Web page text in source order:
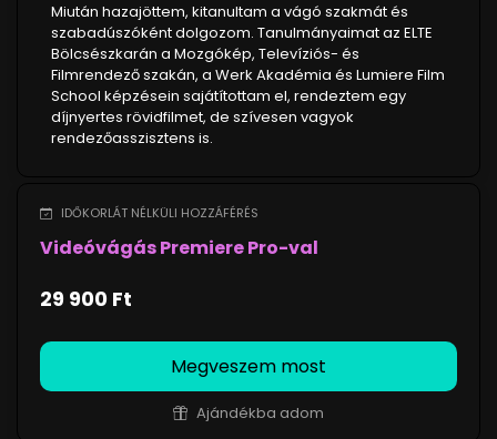
Miután hazajöttem, kitanultam a vágó szakmát és
szabadúszóként dolgozom. Tanulmányaimat az ELTE
Bölcsészkarán a Mozgókép, Televíziós- és
Filmrendező szakán, a Werk Akadémia és Lumiere Film
School képzésein sajátítottam el, rendeztem egy
díjnyertes rövidfilmet, de szívesen vagyok
rendezőasszisztens is.
IDŐKORLÁT NÉLKÜLI HOZZÁFÉRÉS
Videóvágás Premiere Pro-val
29 900 Ft
Megveszem most
Ajándékba adom